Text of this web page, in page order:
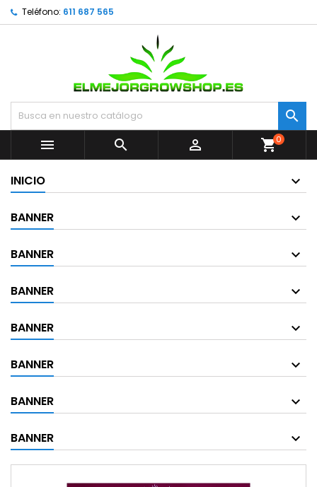
Teléfono: 611 687 565


  shopping_cart0
INICIO
BANNER
BANNER
BANNER
BANNER
BANNER
BANNER
BANNER